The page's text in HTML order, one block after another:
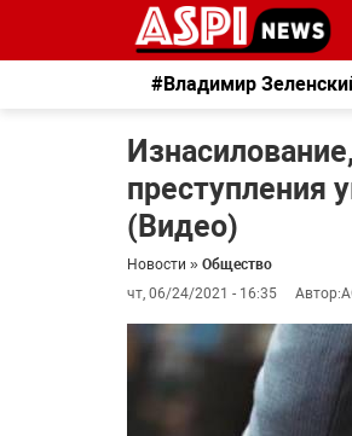
#Владимир
преступления
(Видео)
Новости » Общество
чт, 06/24/2021 - 16:35
Автор: